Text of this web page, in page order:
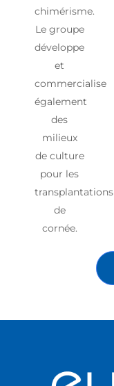
chimérisme.
Le groupe
développe
et
commercialise
également
des
milieux
de culture
pour les
transplantations
de
cornée.